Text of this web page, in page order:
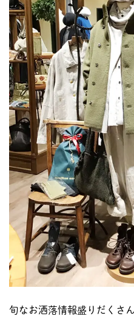
旬なお洒落情報盛りだくさ